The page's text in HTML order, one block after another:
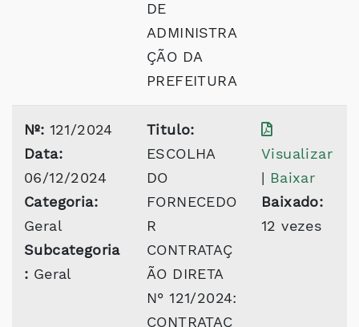
DE
ADMINISTRA
ÇÃO DA
PREFEITURA
Nº: 121/2024
Data:
06/12/2024
Categoria:
Geral
Subcategoria
: Geral
Titulo:
ESCOLHA
DO
FORNECEDO
R
CONTRATAÇ
ÃO DIRETA
N° 121/2024:
CONTRATAÇ
Visualizar
| Baixar
Baixado:
12 vezes